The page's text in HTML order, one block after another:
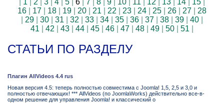
1 2 3 4 5 6 7 8 9 10 11 12 13 14 15
16
17 18 19 20 21 22 23 24 25 26 27
28
29 30 31 32 33 34 35 36 37 38 39 40
41
42 43 44 45 46 47 48 49 50 51
СТАТЬИ ПО РАЗДЕЛУ
Плагин AllVideos 4.4 rus
Новая версия 4.5: теперь полностью совместима с Joomla! 1,5, 2,5 и 3,0 и
полностью отвечающих! *** AllVideos (по JoomlaWorks) действительно все-в-
одном решение для управления Joomla! и классический о